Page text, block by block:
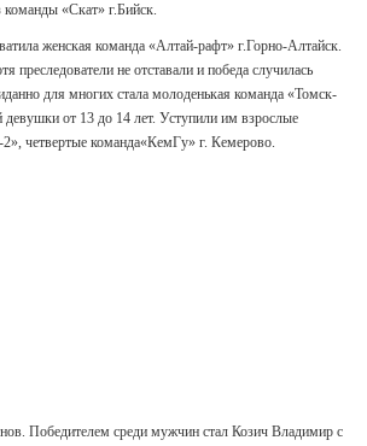
команды «Скат» г.Бийск.
женская команда «Алтай-рафт» г.Горно-Алтайск.
преследователи не отставали и победа случилась
для многих стала молоденькая команда «Томск-
девушки от 13 до 14 лет. Уступили им взрослые
четвертые команда«КемГу» г. Кемерово.
Победителем среди мужчин стал Козич Владимир с